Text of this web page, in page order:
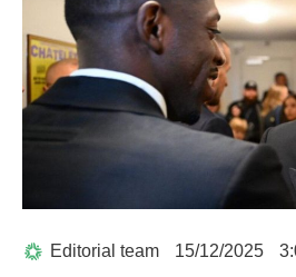
Editorial team 15/12/2025